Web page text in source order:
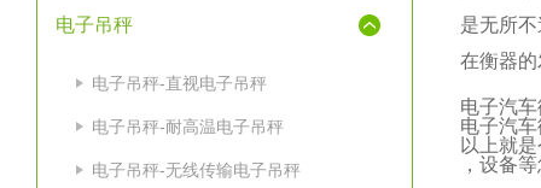
电子吊秤
电子吊秤-直视电子吊秤
电子吊秤-耐高温电子吊秤
电子吊秤-无线传输电子吊秤
是无所
在衡器
电子汽
电子汽
以上就
，设备